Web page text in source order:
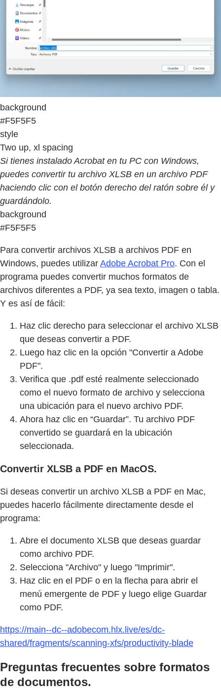
background
#F5F5F5
style
Two up, xl spacing
Si tienes instalado Acrobat en tu PC con Windows,
puedes convertir tu archivo XLSB en un archivo PDF
haciendo clic con el botón derecho del ratón sobre él y
guardándolo.
background
#F5F5F5
Para convertir archivos XLSB a archivos PDF en
Windows, puedes utilizar Adobe Acrobat Pro. Con el
programa puedes convertir muchos formatos de
archivos diferentes a PDF, ya sea texto, imagen o tabla.
Y es así de fácil:
Haz clic derecho para seleccionar el archivo XLSB
que deseas convertir a PDF.
Luego haz clic en la opción "Convertir a Adobe
PDF".
Verifica que .pdf esté realmente seleccionado
como el nuevo formato de archivo y selecciona
una ubicación para el nuevo archivo PDF.
Ahora haz clic en “Guardar”. Tu archivo PDF
convertido se guardará en la ubicación
seleccionada.
Convertir XLSB a PDF en MacOS.
Si deseas convertir un archivo XLSB a PDF en Mac,
puedes hacerlo fácilmente directamente desde el
programa:
Abre el documento XLSB que deseas guardar
como archivo PDF.
Selecciona "Archivo" y luego "Imprimir".
Haz clic en el PDF o en la flecha para abrir el
menú emergente de PDF y luego elige Guardar
como PDF.
https://main--dc--adobecom.hlx.live/es/dc-
shared/fragments/scanning-xfs/productivity-blade
Preguntas frecuentes sobre formatos
de documentos.